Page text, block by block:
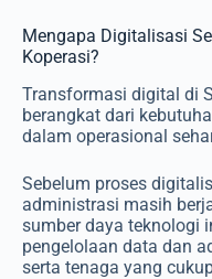
Mengapa Digitalisasi
Koperasi?
Transformasi digital di
berangkat dari
dalam operasional
Sebelum proses
administrasi masih
sumber daya teknologi
pengelolaan data dan
serta tenaga yang